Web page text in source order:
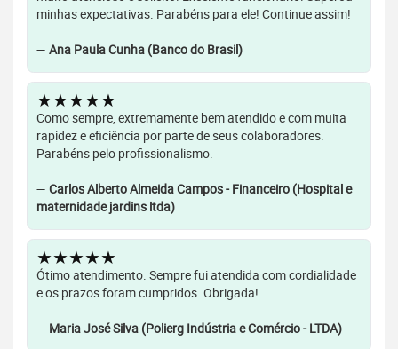
minhas expectativas. Parabéns para ele! Continue assim!
— Ana Paula Cunha (Banco do Brasil)
★★★★★
Como sempre, extremamente bem atendido e com muita
rapidez e eficiência por parte de seus colaboradores.
Parabéns pelo profissionalismo.
— Carlos Alberto Almeida Campos - Financeiro (Hospital e
maternidade jardins ltda)
★★★★★
Ótimo atendimento. Sempre fui atendida com cordialidade
e os prazos foram cumpridos. Obrigada!
— Maria José Silva (Polierg Indústria e Comércio - LTDA)